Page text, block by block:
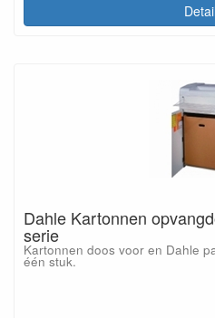
Dahle Kartonnen
serie
Kartonnen doos voor en Dahle
één stuk.